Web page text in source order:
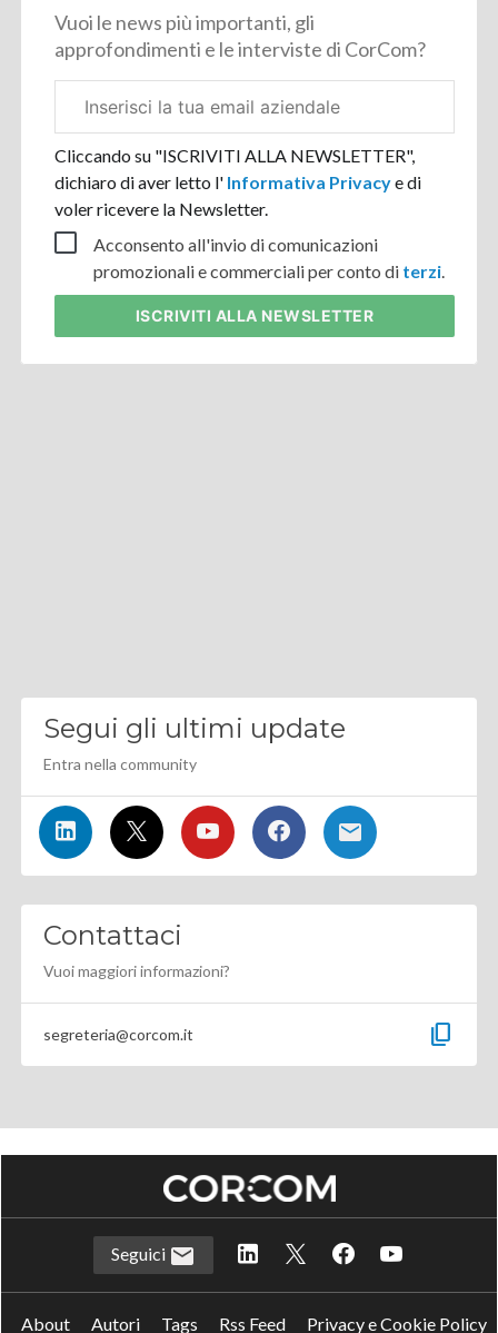
Vuoi le news più importanti, gli
approfondimenti e le interviste di CorCom?
aziendale
Cliccando su "ISCRIVITI ALLA NEWSLETTER",
dichiaro di aver letto l' Informativa Privacye di
voler ricevere la Newsletter.
Acconsento all'invio di comunicazioni
promozionali e commerciali per conto di terzi.
ISCRIVITI ALLA NEWSLETTER
Segui gli ultimi update
Entra nella community
Contattaci
Vuoi maggiori informazioni?
segreteria@corcom.it content_copy
Seguici
About Autori Tags Rss Feed
Privacy e Cookie Policy